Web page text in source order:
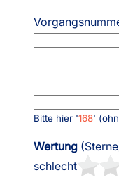
Bitte hier '168'
Wertung
schlecht